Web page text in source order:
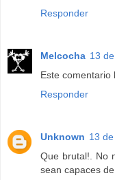
Responder
Melcocha 13
Este comentario
Responder
Unknown 13
Que brutal!. No
sean capaces